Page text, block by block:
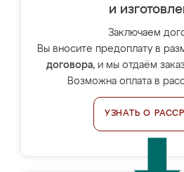
и
Заключаем
Вы вносите предоплату в
договора, и мы отдаём
Возможна оплата в
УЗНАТЬ О